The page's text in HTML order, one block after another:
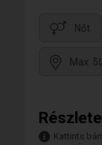
Nőt
Max.
Kattints